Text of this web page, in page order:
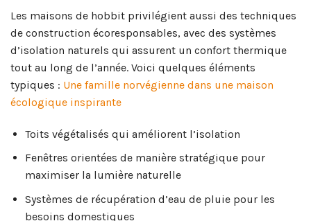
Les maisons de hobbit privilégient aussi des techniques
de construction écoresponsables, avec des systèmes
d’isolation naturels qui assurent un confort thermique
tout au long de l’année. Voici quelques éléments
typiques : Une famille norvégienne dans une maison
écologique inspirante
Toits végétalisés qui améliorent l’isolation
Fenêtres orientées de manière stratégique pour
maximiser la lumière naturelle
Systèmes de récupération d’eau de pluie pour les
besoins domestiques